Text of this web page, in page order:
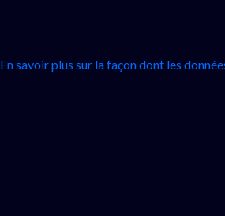
En savoir plus sur la façon dont les